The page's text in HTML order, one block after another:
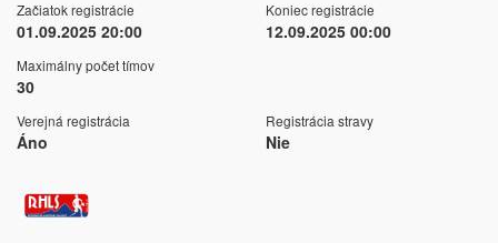
Začiatok registrácie
01.09.2025 20:00
Koniec registrácie
12.09.2025 00:00
Maximálny počet tímov
30
Verejná registrácia
Áno
Registrácia stravy
Nie